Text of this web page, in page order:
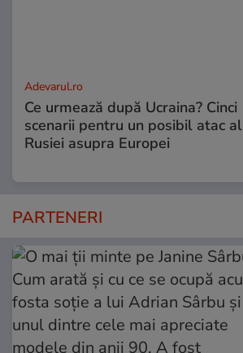
Adevarul.ro
Ce urmează după Ucraina? Cinci
scenarii pentru un posibil atac al
Rusiei asupra Europei
PARTENERI